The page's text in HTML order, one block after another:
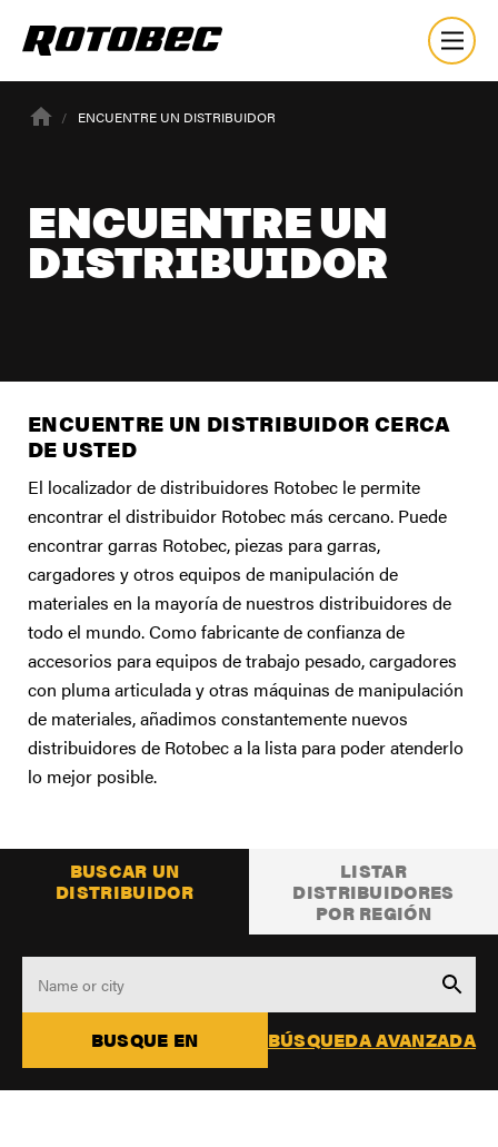
ENCUENTRE UN DISTRIBUIDOR
Nuestra Empresa
Carreras
Soporte
Contacto
Tienda
ENCUENTRE UN DISTRIBUIDOR
ENCUENTRE UN
DISTRIBUIDOR
ENCUENTRE UN DISTRIBUIDOR CERCA
DE USTED
El localizador de distribuidores Rotobec le permite
encontrar el distribuidor Rotobec más cercano. Puede
encontrar garras Rotobec, piezas para garras,
cargadores y otros equipos de manipulación de
materiales en la mayoría de nuestros distribuidores de
todo el mundo. Como fabricante de confianza de
accesorios para equipos de trabajo pesado, cargadores
con pluma articulada y otras máquinas de manipulación
de materiales, añadimos constantemente nuevos
distribuidores de Rotobec a la lista para poder atenderlo
lo mejor posible.
BUSCAR UN
DISTRIBUIDOR
LISTAR
DISTRIBUIDORES
POR REGIÓN
País, estado o provincia
Name or city
BUSQUE EN BÚSQUEDA AVANZADA